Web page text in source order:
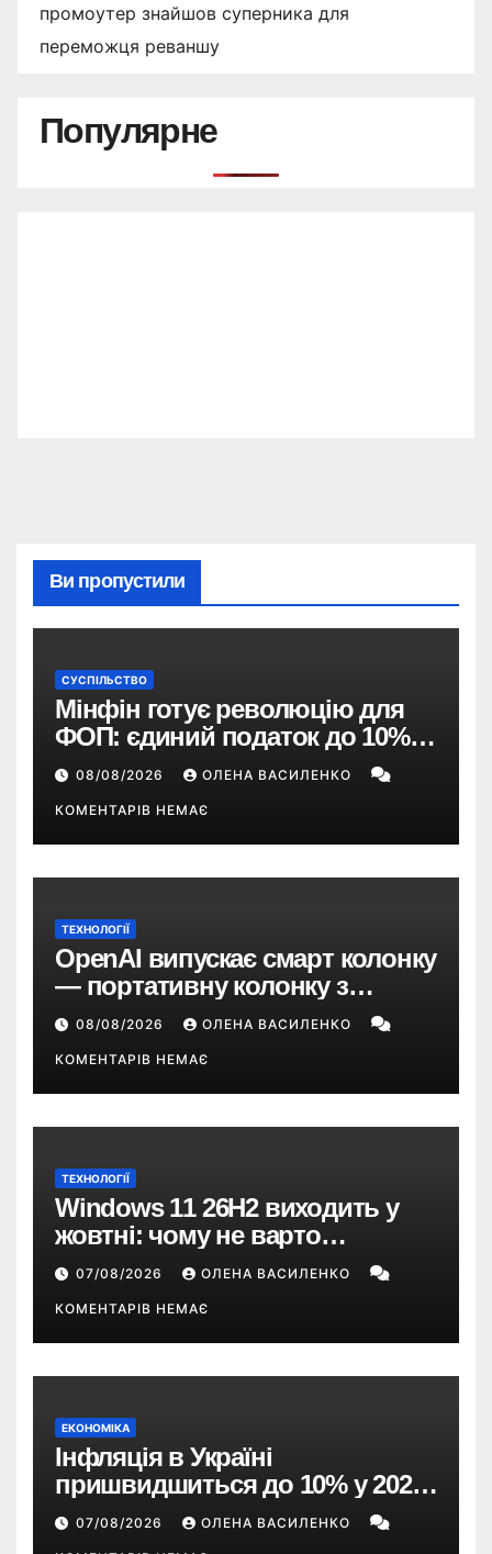
промоутер знайшов суперника для
переможця реваншу
Популярне
Ви пропустили
СУСПІЛЬСТВО
Мінфін готує революцію для
ФОП: єдиний податок до 10%,
ПДВ з 2028 року та перегляд 2-ї
групи
08/08/2026 ОЛЕНА ВАСИЛЕНКО
КОМЕНТАРІВ НЕМАЄ
ТЕХНОЛОГІЇ
OpenAI випускає смарт колонку
— портативну колонку з
ChatGPT, камерою та цінником
понад $300
08/08/2026 ОЛЕНА ВАСИЛЕНКО
КОМЕНТАРІВ НЕМАЄ
ТЕХНОЛОГІЇ
Windows 11 26H2 виходить у
жовтні: чому не варто
пропускати це оновлення
07/08/2026 ОЛЕНА ВАСИЛЕНКО
КОМЕНТАРІВ НЕМАЄ
ЕКОНОМІКА
Інфляція в Україні
пришвидшиться до 10% у 2026
році — прогноз НБУ
07/08/2026 ОЛЕНА ВАСИЛЕНКО